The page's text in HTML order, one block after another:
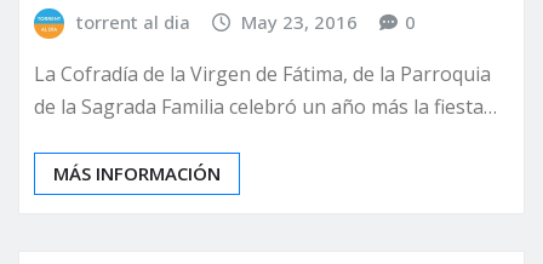
torrent al dia May 23, 2016 0
La Cofradía de la Virgen de Fátima, de la Parroquia
de la Sagrada Familia celebró un año más la fiesta…
MÁS INFORMACIÓN